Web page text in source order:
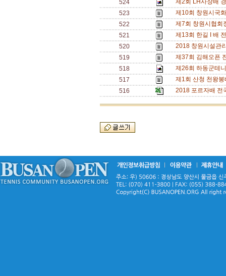
524
제2회 LH사장배
523
제10회 창원시국
522
제7회 창원시협
521
제13회 한길 I 배
520
2018 창원시설관
519
제37회 김해오픈
518
제26회 하동군테
517
제1회 산청 천왕
516
2018 포르자배 전